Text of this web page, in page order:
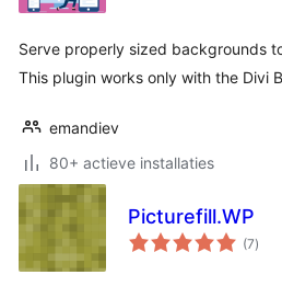
Serve properly sized backgrounds
This plugin works only with the Divi
emandiev
80+ actieve installaties
Picturefill.WP
(7totaal
)